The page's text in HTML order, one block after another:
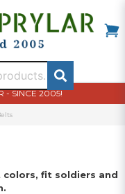
- SINCE 2005!
fit soldiers and
.